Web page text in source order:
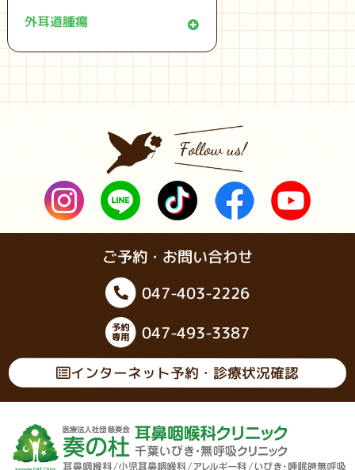
外耳道腫瘍
ご予約・お問い合わせ
047-403-2226
047-493-3387
インターネット予約・診療状況確認